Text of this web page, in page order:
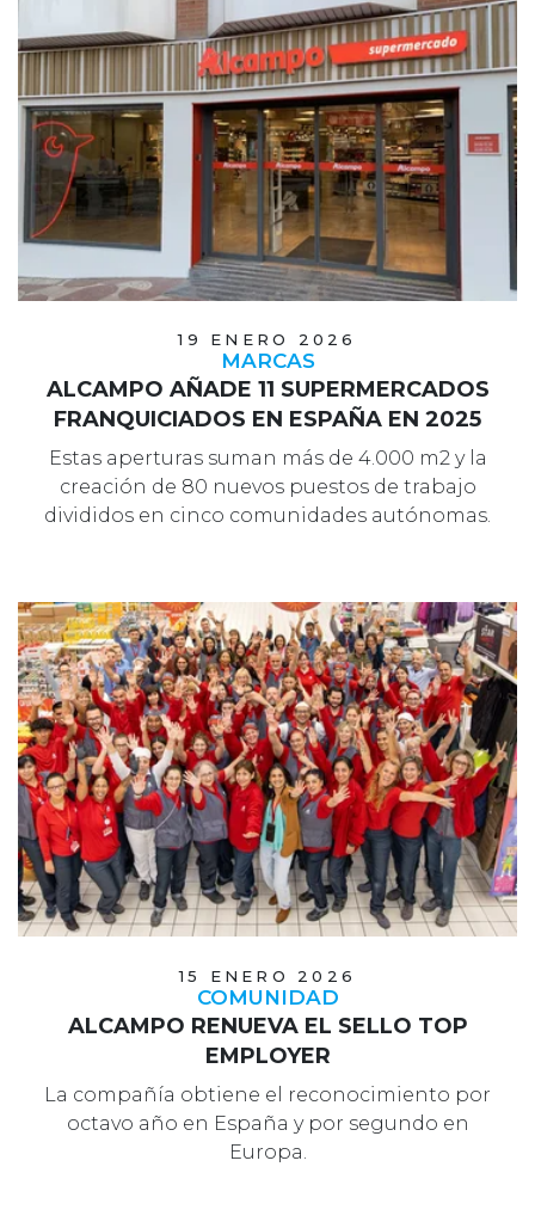
19 ENERO 2026
MARCAS
ALCAMPO AÑADE 11 SUPERMERCADOS
FRANQUICIADOS EN ESPAÑA EN 2025
Estas aperturas suman más de 4.000 m2 y la
creación de 80 nuevos puestos de trabajo
divididos en cinco comunidades autónomas.
15 ENERO 2026
COMUNIDAD
ALCAMPO RENUEVA EL SELLO TOP
EMPLOYER
La compañía obtiene el reconocimiento por
octavo año en España y por segundo en
Europa.